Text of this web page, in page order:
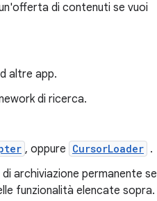
di contenuti se vuoi
altre app.
di ricerca.
, oppure CursorLoader .
archiviazione permanente se
funzionalità elencate sopra.